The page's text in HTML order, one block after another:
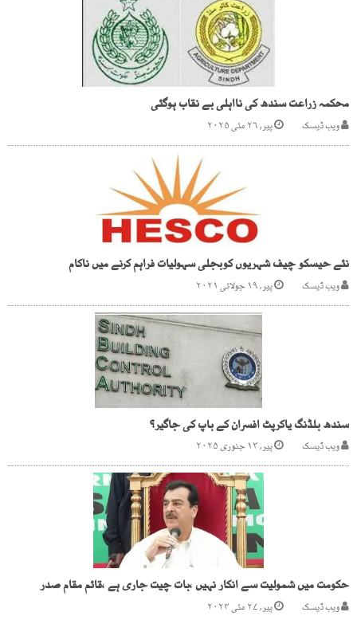
محکمہ زراعت سندھ کی نااہلی بے نقاب ہوگئی
ویب ڈیسک پیر, ۲۶ مئی ۲۰۲۵
نئے حیسکو چیف شہریوں کوبجلی سہولیات فراہم کرنے میں ناکام
ویب ڈیسک پیر, ۱۹ جولائی ۲۰۲۱
سندھ بلڈنگ یاکرپٹ افسران کے باپ کی جاگیر؟
ویب ڈیسک پیر, ۱۳ جنوری ۲۰۲۵
حکومت میں شمولیت سے انکار نہیں ،بات چیت جاری ہے ،قائم مقام صدر
ویب ڈیسک پیر, ۲۷ مئی ۲۰۲۴